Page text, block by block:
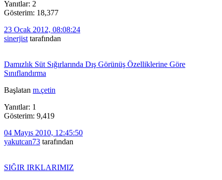
Yanıtlar: 2
Gösterim: 18,377
23 Ocak 2012, 08:08:24
sinerjist tarafından
Damızlık Süt Sığırlarında Dış Görünüş Özelliklerine Göre
Sınıflandırma
Başlatan m.çetin
Yanıtlar: 1
Gösterim: 9,419
04 Mayıs 2010, 12:45:50
yakutcan73 tarafından
SIĞIR IRKLARIMIZ